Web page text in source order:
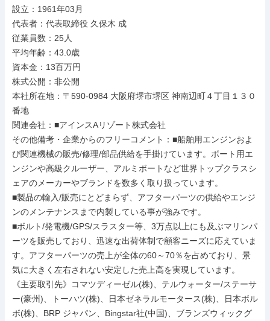
設立：1961年03月
代表者：代表取締役 久保木 成
従業員数：25人
平均年齢：43.0歳
資本金：13百万円
株式公開：非公開
本社所在地：〒590-0984 大阪府堺市堺区 神南辺町４丁目１３０
番地
関連会社：■アインスAリゾート株式会社
その他備考・企業からのフリーコメント：■船舶用エンジンおよ
び関連機械の販売/修理/部品供給を手掛けています。ボート用エ
ンジンや高級クルーザー、アルミボートなど世界トップクラスシ
ェアのメーカーやブランドを数多く取り扱っています。
■製品の輸入/販売にとどまらず、アフターパーツの供給やエンジ
ンのメンテナンスまで内製している事が強みです。
■ボルト/発電機/GPS/スラスター等、3万点以上にも及ぶマリンパ
ーツを販売しており、迅速な出荷体制で顧客ニーズに応えていま
す。アフターパーツの売上が全体の60～70％を占めており、景
気に大きく左右されない安定した売上高を実現しています。
《主要取引先》コマツディーゼル(株)、テルウォーター/ステーサ
ー(豪州)、トーハツ(株)、日本ゼネラルモータース(株)、日本ボル
ボ(株)、BRP ジャパン、Bingstar社(中国)、ブランズウィックグ